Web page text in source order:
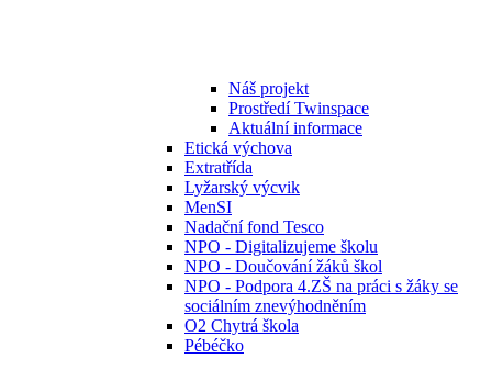
Náš projekt
Prostředí Twinspace
Aktuální informace
Etická výchova
Extratřída
Lyžarský výcvik
MenSI
Nadační fond Tesco
NPO - Digitalizujeme školu
NPO - Doučování žáků škol
NPO - Podpora 4.ZŠ na práci s žáky se
sociálním znevýhodněním
O2 Chytrá škola
Pébéčko